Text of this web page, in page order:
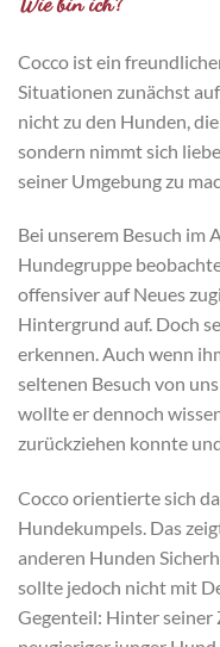
Cocco ist ein
Situationen zunächst
nicht zu den Hunden,
sondern nimmt sich
seiner Umgebung zu
Bei unserem Besuch im
Hundegruppe
offensiver auf Neues
Hintergrund auf. Doch
erkennen. Auch wenn
seltenen Besuch von
wollte er dennoch
zurückziehen konnte
Cocco orientierte sich
Hundekumpels. Das
anderen Hunden
sollte jedoch nicht mit
Gegenteil: Hinter